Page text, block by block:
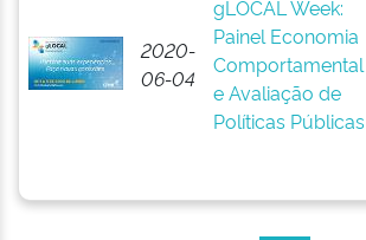
2020-
06-04
gLOCAL Week:
Painel Economia
Comportamental
e Avaliação de
Políticas Públicas